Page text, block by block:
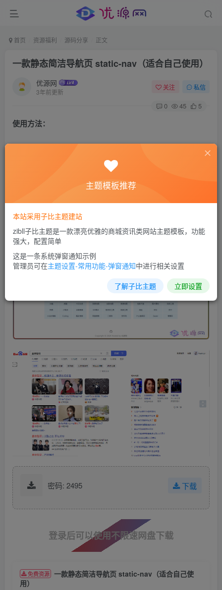
首页 资源福利 源码分享 正文
一款静态简洁导航页 static-nav（适合自己使用）
优源网
3年前更新
关注 私信
0 45 5
使用方法：
也可以直接在本地实用，只要支持部署静态网页都可以。
源码截图：
密码: 2495 下载
登录后可以使用不限速网盘下载
免费资源 一款静态简洁导航页 static-nav（适合自己使
用）
主题模板推荐
本站采用子比主题建站
zibll子比主题是一款漂亮优雅的商城资讯类网站主题模板，功能
强大，配置简单
这是一条系统弹窗通知示例
管理员可在主题设置-常用功能-弹窗通知中进行相关设置
了解子比主题 立即设置